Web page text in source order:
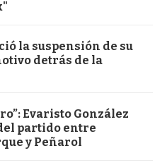
la suspensión de su
detrás de la
Evaristo González
partido entre
y Peñarol